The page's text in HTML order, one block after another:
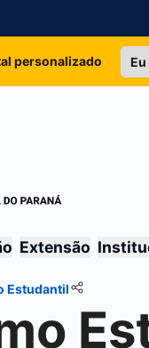
personalizado
Extensão
Estudantil